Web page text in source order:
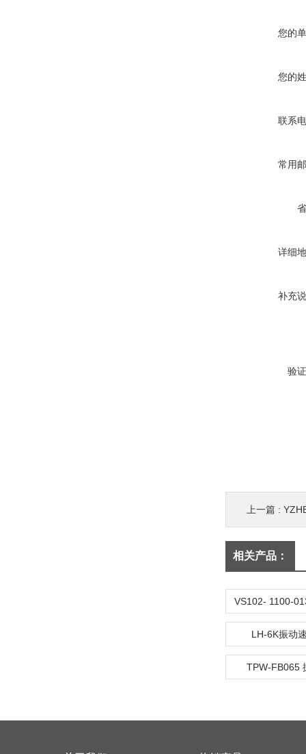
您的
您的
联系
常用
详细
补充
验
上一篇 :
相关产品：
LH-6K振动
TPW-FB065